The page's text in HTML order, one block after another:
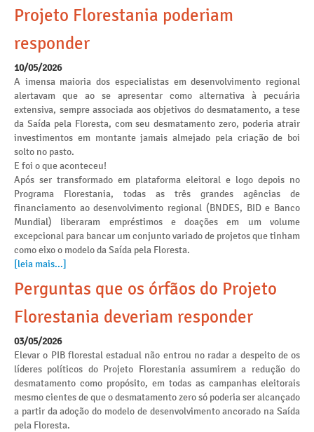
Projeto Florestania poderiam
responder
10/05/2026
A imensa maioria dos especialistas em desenvolvimento regional
alertavam que ao se apresentar como alternativa à pecuária
extensiva, sempre associada aos objetivos do desmatamento, a tese
da Saída pela Floresta, com seu desmatamento zero, poderia atrair
investimentos em montante jamais almejado pela criação de boi
solto no pasto.
E foi o que aconteceu!
Após ser transformado em plataforma eleitoral e logo depois no
Programa Florestania, todas as três grandes agências de
financiamento ao desenvolvimento regional (BNDES, BID e Banco
Mundial) liberaram empréstimos e doações em um volume
excepcional para bancar um conjunto variado de projetos que tinham
como eixo o modelo da Saída pela Floresta.
[leia mais...]
Perguntas que os órfãos do Projeto
Florestania deveriam responder
03/05/2026
Elevar o PIB florestal estadual não entrou no radar a despeito de os
líderes políticos do Projeto Florestania assumirem a redução do
desmatamento como propósito, em todas as campanhas eleitorais
mesmo cientes de que o desmatamento zero só poderia ser alcançado
a partir da adoção do modelo de desenvolvimento ancorado na Saída
pela Floresta.